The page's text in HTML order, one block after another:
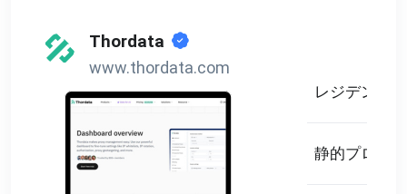
Thordata
www.thordata.com
レジデンシ
静的プロキシ